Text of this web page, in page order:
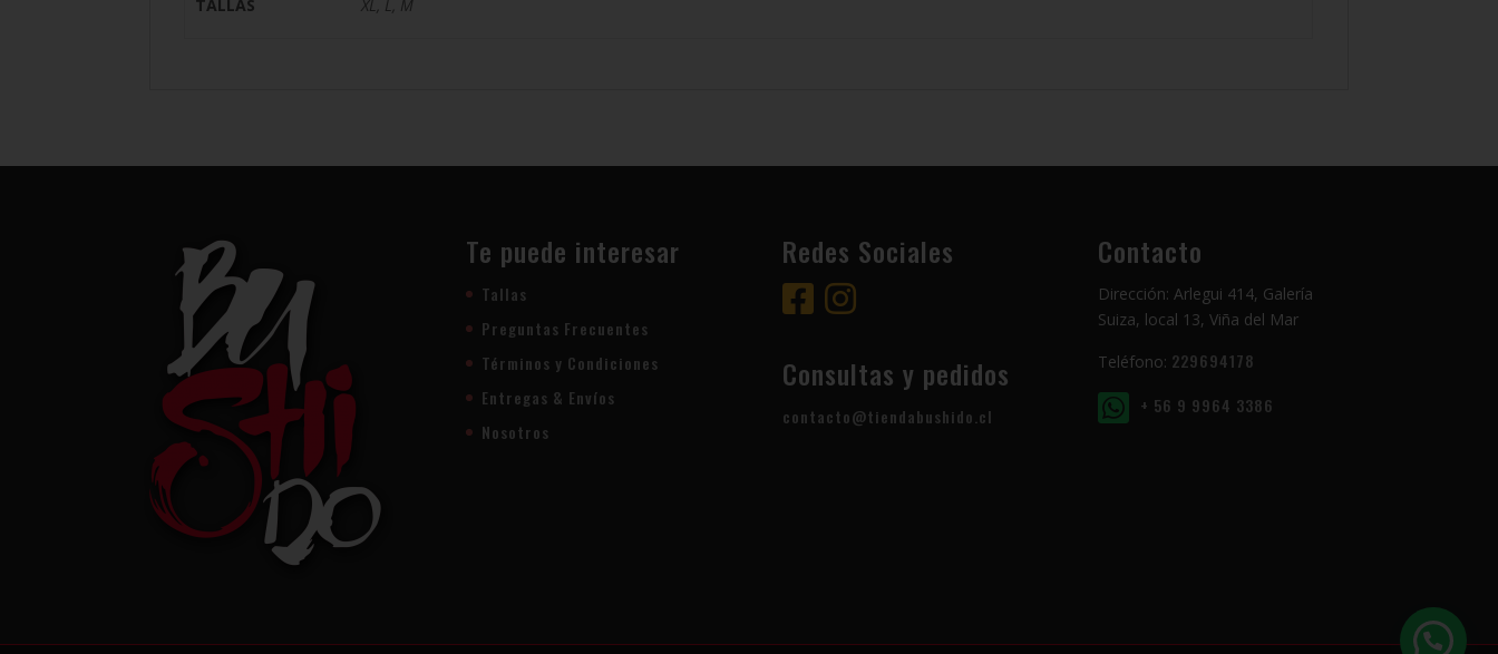
TALLAS XL, L, M
Te puede interesar
Tallas
Preguntas Frecuentes
Términos y Condiciones
Entregas & Envíos
Nosotros
Redes Sociales
Consultas y pedidos
contacto@tiendabushido.cl
Contacto
Dirección: Arlegui 414, Galería
Suiza, local 13, Viña del Mar
Teléfono: 229694178
+ 56 9 9964 3386